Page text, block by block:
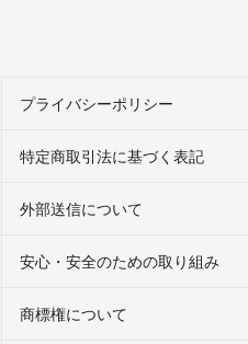
プライバシーポリシー
特定商取引法に基づく表記
外部送信について
安心・安全のための取り組み
商標権について